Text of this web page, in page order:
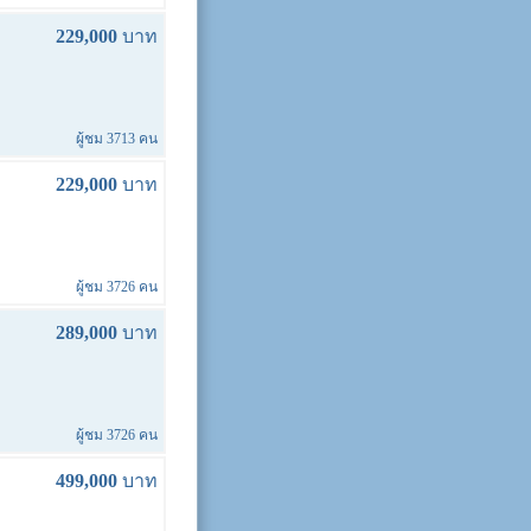
229,000 บาท
ผู้ชม 3713 คน
229,000 บาท
ผู้ชม 3726 คน
289,000 บาท
ผู้ชม 3726 คน
499,000 บาท